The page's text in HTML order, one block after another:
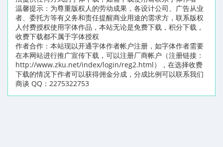
温馨提示：为尊重版权人的劳动成果，各设计公司、广告从业
者、委托方等有义务和责任提醒商业用途的需求方，联系版权
人付费授权使用字体作品，本站无论是免费下载，积分下载，
收费下载都不属于字体授权
作者合作：本站现以开通字体作者帐户注册，如字体作者需要
在本网站进行推广宣传下载，可以注册厂商帐户（注册链接：
http://www.zku.net/index/login/reg2.html），在选择收费
下载的情况下作者可以获得佣金分成，分成比例可以联系我们
商谈 QQ：2275322753